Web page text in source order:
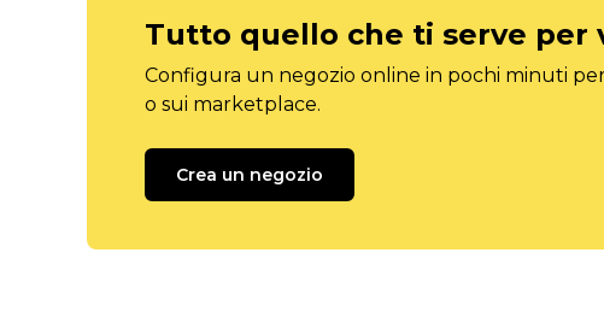
Tutto quello che ti serve per
Configura un negozio online in pochi minuti
o sui marketplace.
Crea un negozio